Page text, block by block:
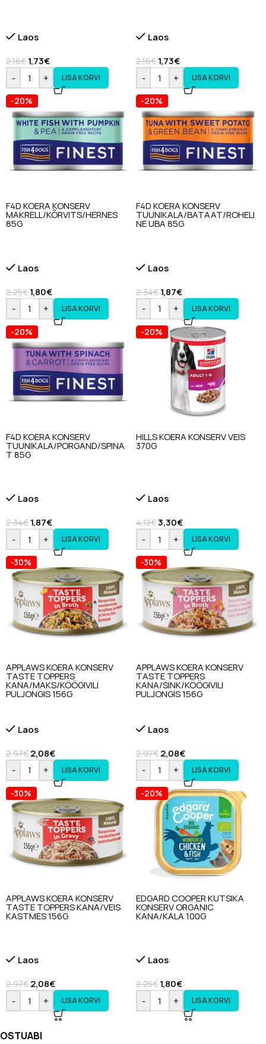
Laos
2,16€ 1,73€
-
+ LISA KORVI
Laos
2,16€ 1,73€
-
+ LISA KORVI
-20%
F4D KOERA KONSERV
MAKRELL/KÕRVITS/HERNES
85G
Laos
2,25€ 1,80€
-
+ LISA KORVI
-20%
F4D KOERA KONSERV
TUUNIKALA/BATAAT/ROHELI
NE UBA 85G
Laos
2,34€ 1,87€
-
+ LISA KORVI
-20%
F4D KOERA KONSERV
TUUNIKALA/PORGAND/SPINA
T 85G
Laos
2,34€ 1,87€
-
+ LISA KORVI
-20%
HILLS KOERA KONSERV VEIS
370G
Laos
4,12€3,30€
-
+ LISA KORVI
-30%
APPLAWS KOERA KONSERV
TASTE TOPPERS
KANA/MAKS/KÖÖGIVILI
PULJONGIS 156G
Laos
2,97€ 2,08€
-
+ LISA KORVI
-30%
APPLAWS KOERA KONSERV
TASTE TOPPERS
KANA/SINK/KÖÖGIVILI
PULJONGIS 156G
Laos
2,97€ 2,08€
-
+ LISA KORVI
-30%
APPLAWS KOERA KONSERV
TASTE TOPPERS KANA/VEIS
KASTMES 156G
Laos
2,97€ 2,08€
-
+ LISA KORVI
-20%
EDGARD COOPER KUTSIKA
KONSERV ORGANIC
KANA/KALA 100G
Laos
2,25€ 1,80€
-
+ LISA KORVI
OSTUABI